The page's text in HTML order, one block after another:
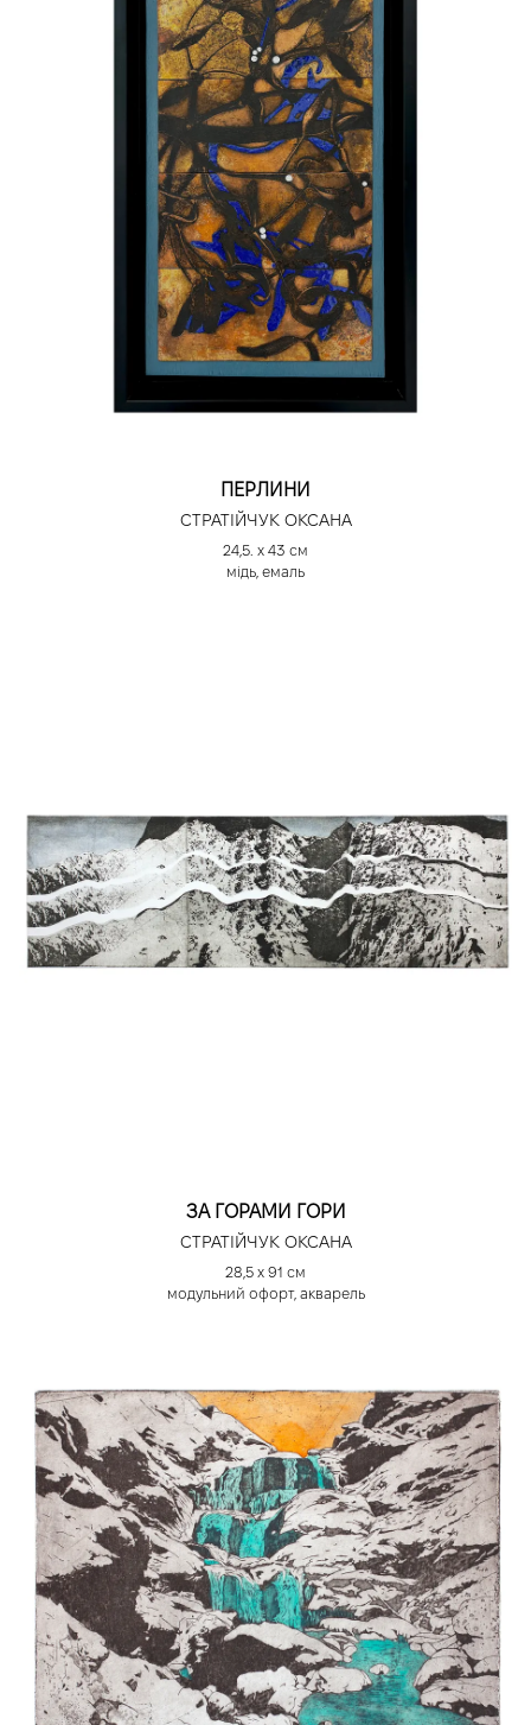
ПЕРЛИНИ
СТРАТІЙЧУК ОКСАНА
24,5. х 43 см
мідь, емаль
ЗА ГОРАМИ ГОРИ
СТРАТІЙЧУК ОКСАНА
28,5 х 91 см
модульний офорт, акварель